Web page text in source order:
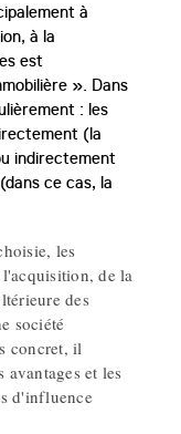
à
à la
est
». Dans
: les
(la
indirectement
ce cas, la
les
de la
des
société
concret, il
et les
d'influence